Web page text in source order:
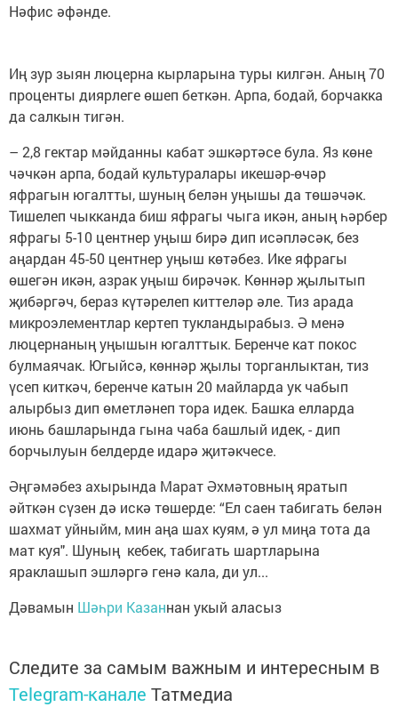
Нәфис әфәнде.
Иң зур зыян люцерна кырларына туры килгән. Аның 70
проценты диярлеге өшеп беткән. Арпа, бодай, борчакка
да салкын тигән.
– 2,8 гектар мәйданны кабат эшкәртәсе була. Яз көне
чәчкән арпа, бодай культуралары икешәр-өчәр
яфрагын югалтты, шуның белән уңышы да төшәчәк.
Тишелеп чыкканда биш яфрагы чыга икән, аның һәрбер
яфрагы 5-10 центнер уңыш бирә дип исәпләсәк, без
аңардан 45-50 центнер уңыш көтәбез. Ике яфрагы
өшегән икән, азрак уңыш бирәчәк. Көннәр җылытып
җибәргәч, бераз күтәрелеп киттеләр әле. Тиз арада
микроэлементлар кертеп тукландырабыз. Ә менә
люцернаның уңышын югалттык. Беренче кат покос
булмаячак. Югыйсә, көннәр җылы торганлыктан, тиз
үсеп киткәч, беренче катын 20 майларда ук чабып
алырбыз дип өметләнеп тора идек. Башка елларда
июнь башларында гына чаба башлый идек, - дип
борчылуын белдерде идарә җитәкчесе.
Әңгәмәбез ахырында Марат Әхмәтовның яратып
әйткән сүзен дә искә төшерде: “Ел саен табигать белән
шахмат уйныйм, мин аңа шах куям, ә ул миңа тота да
мат куя". Шуның кебек, табигать шартларына
яраклашып эшләргә генә кала, ди ул...
Дәвамын Шәһри Казаннан укый аласыз
Следите за самым важным и интересным в
Telegram-канале Татмедиа